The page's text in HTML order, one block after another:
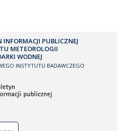
INFORMACJI PUBLICZNEJ
METEOROLOGII
WODNEJ
INSTYTUTU BADAWCZEGO